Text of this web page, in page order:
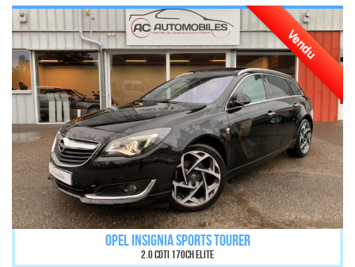
OPEL INSIGNIA SPORTS TOURER
2.0 CDTI 170ch Elite
Vendu